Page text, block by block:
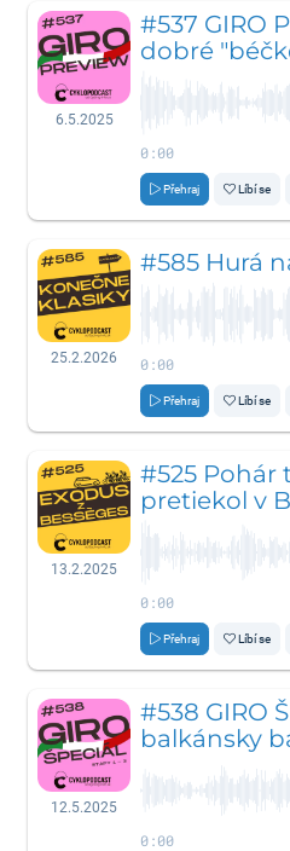
6.5.2025
#537 GIRO
dobré
0:00
Přehraj Líbí se
25.2.2026
#585 Hurá
0:00
Přehraj Líbí se
13.2.2025
#525 Pohár
pretiekol v
0:00
Přehraj Líbí se
12.5.2025
#538 GIRO
balkánsky
0:00